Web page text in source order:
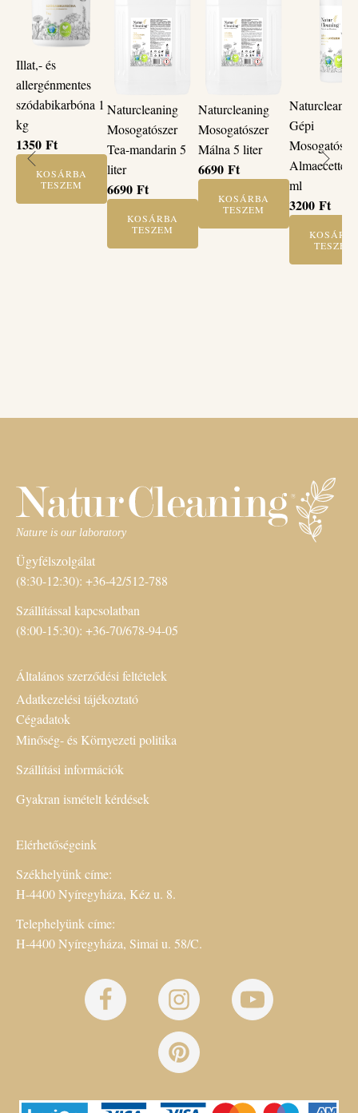
Illat,- és
allergénmentes
szódabikarbóna 1
kg
1350 Ft
KOSÁRBA
TESZEM
Naturcleaning
Mosogatószer
Tea-mandarin 5
liter
6690 Ft
KOSÁRBA
TESZEM
Naturcleaning
Mosogatószer
Málna 5 liter
6690 Ft
KOSÁRBA
TESZEM
Gépi
Almaecettel
ml
3200 Ft
TESZEM
Ügyfélszolgálat
(8:30-12:30): +36-42/512-788
Szállítással kapcsolatban
(8:00-15:30): +36-70/678-94-05
Általános szerződési feltételek
Adatkezelési tájékoztató
Cégadatok
Minőség- és Környezeti politika
Szállítási információk
Gyakran ismételt kérdések
Elérhetőségeink
Székhelyünk címe:
H-4400 Nyíregyháza, Kéz u. 8.
Telephelyünk címe:
H-4400 Nyíregyháza, Simai u. 58/C.